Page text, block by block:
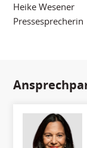
Heike Wesener
Pressesprecherin